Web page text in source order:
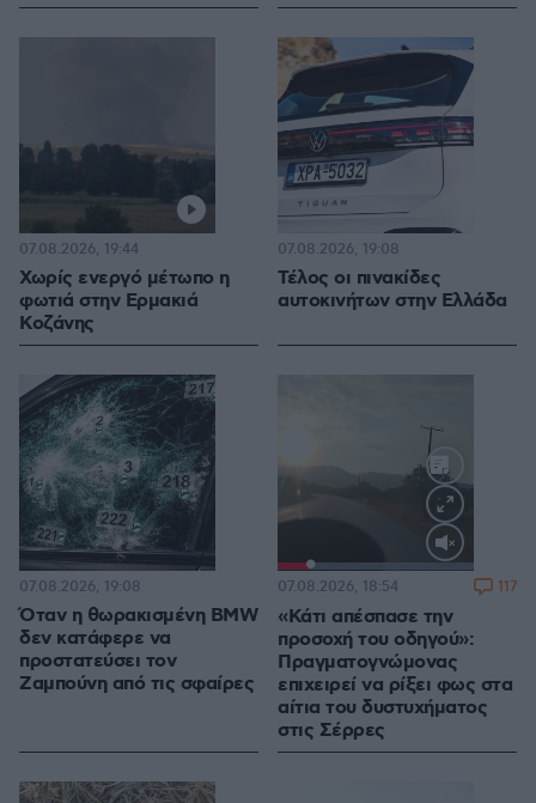
Χωρίς ενεργό μέτωπο η
φωτιά στην Ερμακιά
Κοζάνης
07.08.2026, 19:44
Τέλος οι πινακίδες
αυτοκινήτων στην Ελλάδα
07.08.2026, 19:08
Όταν η θωρακισμένη BMW
δεν κατάφερε να
προστατεύσει τον
Ζαμπούνη από τις σφαίρες
07.08.2026, 19:08
Loaded:
100.00%
«Κάτι απέσπασε την
προσοχή του οδηγού»:
Πραγματογνώμονας
επιχειρεί να ρίξει φως στα
αίτια του δυστυχήματος
στις Σέρρες
07.08.2026, 18:54 117